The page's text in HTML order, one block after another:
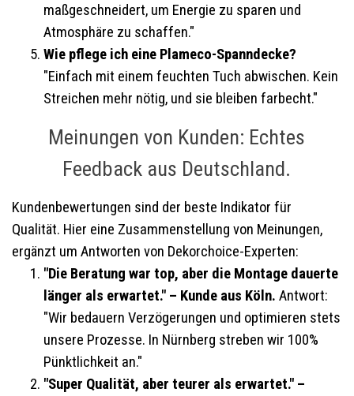
maßgeschneidert, um Energie zu sparen und
Atmosphäre zu schaffen."
Wie pflege ich eine Plameco-Spanndecke?
"Einfach mit einem feuchten Tuch abwischen. Kein
Streichen mehr nötig, und sie bleiben farbecht."
Meinungen von Kunden: Echtes
Feedback aus Deutschland.
Kundenbewertungen sind der beste Indikator für
Qualität. Hier eine Zusammenstellung von Meinungen,
ergänzt um Antworten von Dekorchoice-Experten:
"Die Beratung war top, aber die Montage dauerte
länger als erwartet." – Kunde aus Köln. Antwort:
"Wir bedauern Verzögerungen und optimieren stets
unsere Prozesse. In Nürnberg streben wir 100%
Pünktlichkeit an."
"Super Qualität, aber teurer als erwartet." –